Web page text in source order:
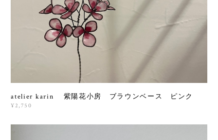
atelier karin 紫陽花小房 ブラウンベース ピンク
¥2,750